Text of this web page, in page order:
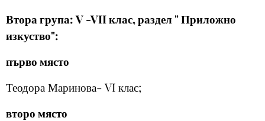
Втора група: V -VII клас, раздел " Приложно
изкуство":
първо място
Теодора Маринова- VI клас;
второ място